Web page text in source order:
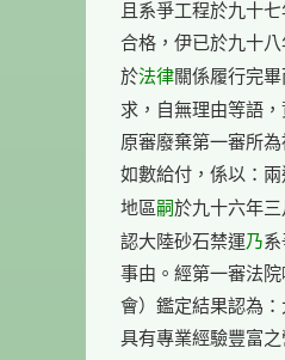
且系爭工程於九十
合格，伊已於九十
於法律關係履行完
求，自無理由等語，
原審廢棄第一審所
如數給付，係以：
地區 嗣於九十六年三
認大陸砂石禁運乃系
事由。經第一審法
會）鑑定結果認為
具有專業經驗豐富